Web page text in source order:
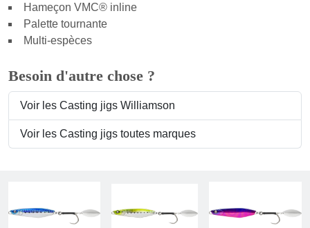
Hameçon VMC® inline
Palette tournante
Multi-espèces
Besoin d'autre chose ?
Voir les Casting jigs Williamson
Voir les Casting jigs toutes marques